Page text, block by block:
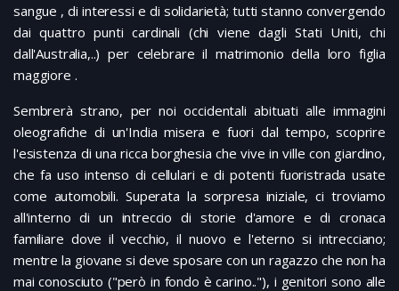
sangue , di interessi e di solidarietà; tutti stanno convergendo
dai quattro punti cardinali (chi viene dagli Stati Uniti, chi
dall'Australia,..) per celebrare il matrimonio della loro figlia
maggiore .
Sembrerà strano, per noi occidentali abituati alle immagini
oleografiche di un'India misera e fuori dal tempo, scoprire
l'esistenza di una ricca borghesia che vive in ville con giardino,
che fa uso intenso di cellulari e di potenti fuoristrada usate
come automobili. Superata la sorpresa iniziale, ci troviamo
all'interno di un intreccio di storie d'amore e di cronaca
familiare dove il vecchio, il nuovo e l'eterno si intrecciano;
mentre la giovane si deve sposare con un ragazzo che non ha
mai conosciuto ("però in fondo è carino.."), i genitori sono alle